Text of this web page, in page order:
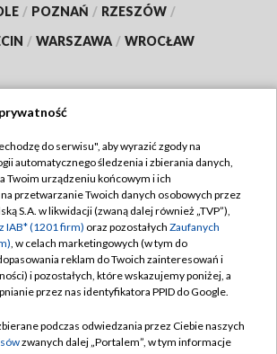
/ POZNAŃ / RZESZÓW /
/ WARSZAWA / WROCŁAW
TVP
TVP
Cyfrowa
Regulamin TVP
Polityka prywatności
Moje zgody
Pomoc
Kontakt
do serwisu", aby wyrazić zgody na
automatycznego śledzenia i zbierania danych,
Twoim urządzeniu końcowym i ich
przetwarzanie Twoich danych osobowych przez
S.A. w likwidacji (zwaną dalej również „TVP”),
IAB* (1201 firm) oraz pozostałych Zaufanych
, w celach marketingowych (w tym do
reklam do Twoich zainteresowań i
i pozostałych, które wskazujemy poniżej, a
przez nas identyfikatora PPID do Google.
podczas odwiedzania przez Ciebie naszych
zwanych dalej „Portalem”, w tym informacje